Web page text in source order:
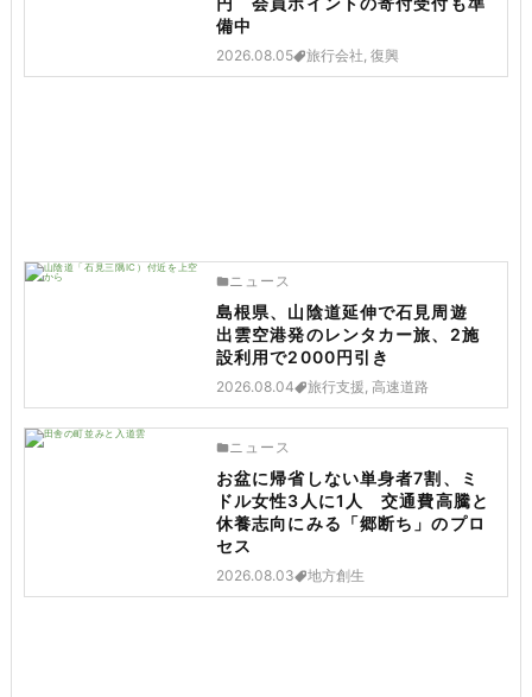
備中
2026.08.05 旅行会社, 復興
ニュース
島根県、山陰道延伸で石見周遊
出雲空港発のレンタカー旅、2施
設利用で2000円引き
2026.08.04 旅行支援, 高速道路
ニュース
お盆に帰省しない単身者7割、ミ
ドル女性3人に1人 交通費高騰と
休養志向にみる「郷断ち」のプロ
セス
2026.08.03 地方創生